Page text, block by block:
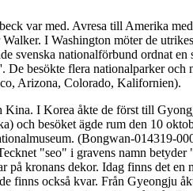
var med. Avresa till Amerika
I Washington möter de
svenska nationalförbund ordnat
besökte flera nationalparker
Arizona, Colorado, Kalifornien).
I Korea åkte de först till
och besöket ägde rum den 10
(Bongwan-014319-
"seo" i gravens namn
kronans dekor. Idag finns det
finns också kvar. Från